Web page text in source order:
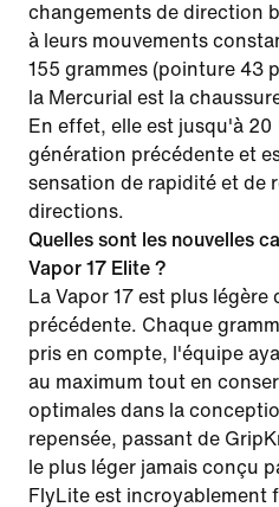
changements de direction
à leurs mouvements
155 grammes (pointure 43
la Mercurial est la
En effet, elle est jusqu'à
génération précédente et
sensation de rapidité et de
directions.
Quelles sont les nouvelles
Vapor 17 Elite ?
La Vapor 17 est plus légère
précédente. Chaque
pris en compte, l'équipe
au maximum tout en
optimales dans la
repensée, passant de
le plus léger jamais conçu
FlyLite est incroyablement